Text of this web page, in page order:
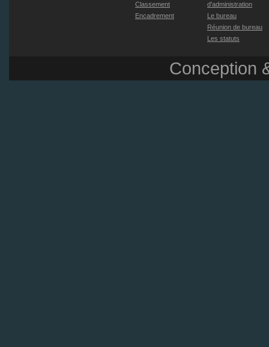
Classement
Encadrement
d'administration
Le bureau
Réunion de bureau
Les statuts
Conception